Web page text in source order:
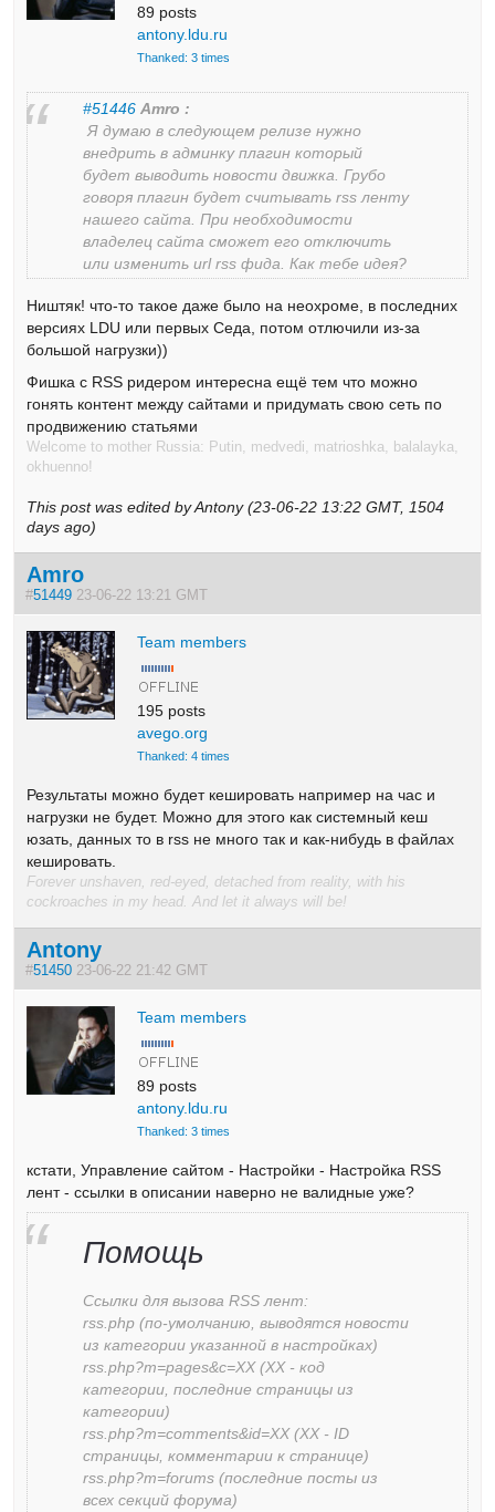
89 posts
antony.ldu.ru
Thanked: 3 times
#51446 Amro :
Я думаю в следующем релизе нужно
внедрить в админку плагин который
будет выводить новости движка. Грубо
говоря плагин будет считывать rss ленту
нашего сайта. При необходимости
владелец сайта сможет его отключить
или изменить url rss фида. Как тебе идея?
Ништяк! что-то такое даже было на неохроме, в последних
версиях LDU или первых Седа, потом отлючили из-за
большой нагрузки))
Фишка с RSS ридером интересна ещё тем что можно
гонять контент между сайтами и придумать свою сеть по
продвижению статьями
Welcome to mother Russia: Putin, medvedi, matrioshka, balalayka,
okhuenno!
This post was edited by Antony (23-06-22 13:22 GMT, 1504
days ago)
Amro
#51449 23-06-22 13:21 GMT
Team members
195 posts
avego.org
Thanked: 4 times
Результаты можно будет кешировать например на час и
нагрузки не будет. Можно для этого как системный кеш
юзать, данных то в rss не много так и как-нибудь в файлах
кешировать.
Forever unshaven, red-eyed, detached from reality, with his
cockroaches in my head. And let it always will be!
Antony
#51450 23-06-22 21:42 GMT
Team members
89 posts
antony.ldu.ru
Thanked: 3 times
кстати, Управление сайтом - Настройки - Настройка RSS
лент - ссылки в описании наверно не валидные уже?
Помощь
Ссылки для вызова RSS лент:
rss.php (по-умолчанию, выводятся новости
из категории указанной в настройках)
rss.php?m=pages&c=XX (XX - код
категории, последние страницы из
категории)
rss.php?m=comments&id=XX (XX - ID
страницы, комментарии к странице)
rss.php?m=forums (последние посты из
всех секций форума)